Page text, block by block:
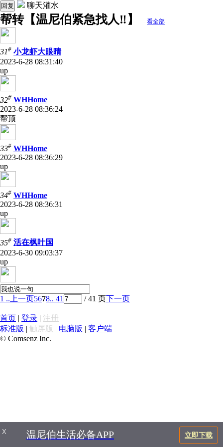
回复 聊天灌水
帮转【温尼伯紧急找人‼️】 看全部
31# 小龙虾大眼睛
2023-6-28 08:31:40
up
32# WHHome
2023-6-28 08:36:24
帮顶
33# WHHome
2023-6-28 08:36:29
up
34# WHHome
2023-6-28 08:36:31
up
35# 活在枫叶国
2023-6-30 09:03:37
up
1 .. 上一页5678.. 41 / 41 页下一页
首页 | 登录 | 注册
标准版 | 触屏版 | 电脑版 | 客户端
© Comsenz Inc.
X 温尼伯生活必备APP 立即下载